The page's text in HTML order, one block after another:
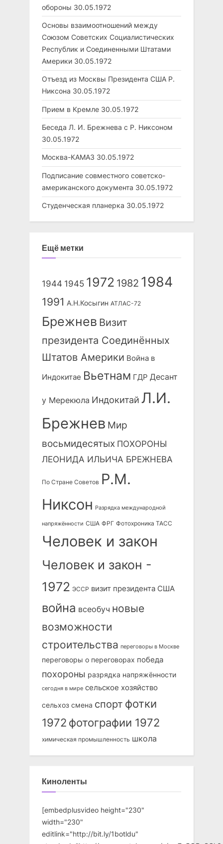
обороны 30.05.1972
Основы взаимоотношений между
Союзом Советских Социалистических
Республик и Соединенными Штатами
Америки 30.05.1972
Отъезд из Москвы Президента США Р.
Никсона 30.05.1972
Прием в Кремле 30.05.1972
Беседа Л. И. Брежнева с Р. Никсоном
30.05.1972
Москва-КАМАЗ 30.05.1972
Подписание совместного советско-
американского документа 30.05.1972
Студенческая планерка 30.05.1972
Ещё метки
1944 1945 1972 1982 1984
1991 А.Н.Косыгин АТЛАС-72
Брежнев Визит
президента Соединённых
Штатов Америки Война в
Индокитае Вьетнам ГДР Десант
у Мерекюла Индокитай Л.И.
Брежнев Мир
восьмидесятых ПОХОРОНЫ
ЛЕОНИДА ИЛЬИЧА БРЕЖНЕВА
По Стране Советов Р.М.
Никсон Разрядка международной
напряжённости США ФРГ Фотохроника ТАСС
Человек и закон
Человек и закон -
1972 ЭССР визит президента США
война всеобуч новые
возможности
строительства переговоры в Москве
переговоры о переговорах победа
похороны разрядка напряжённости
сегодня в мире сельское хозяйство
сельхоз смена спорт фотки
1972 фотографии 1972
химическая промышленность школа
Киноленты
[embedplusvideo height="230"
width="230"
editlink="http://bit.ly/1botldu"